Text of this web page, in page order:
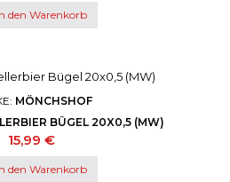
den Warenkorb
MÖNCHSHOF
BÜGEL 20X0,5 (MW)
Preis
15,99 €
den Warenkorb